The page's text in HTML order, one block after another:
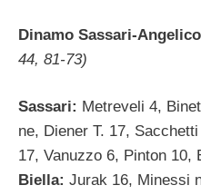
Dinamo Sassari-
44, 81-73)
Sassari: Metreveli 4,
ne, Diener T. 17,
17, Vanuzzo 6, Pinton 10,
Biella: Jurak 16, Minessi